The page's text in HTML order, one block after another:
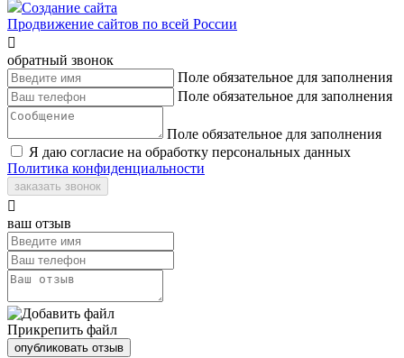
Создание сайта
Продвижение сайтов по всей России

обратный звонок
Поле обязательное для заполнения
Поле обязательное для заполнения
Поле обязательное для заполнения
Я даю согласие на обработку персональных данных
Политика конфиденциальности
заказать звонок

ваш отзыв
Прикрепить файл
опубликовать отзыв